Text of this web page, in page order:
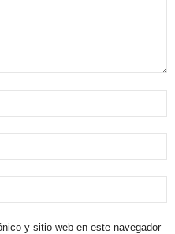
y sitio web en este navegador